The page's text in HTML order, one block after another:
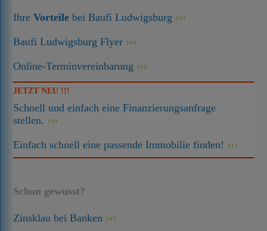
IhreVorteile bei Baufi Ludwigsburg
Baufi Ludwigsburg Flyer
Online-Terminvereinbarung
JETZT NEU !!!
Schnell und einfach eine Finanzierungsanfrage
stellen.
Einfach schnell eine passende Immobilie finden!
Schon gewusst?
Zinsklau bei Banken